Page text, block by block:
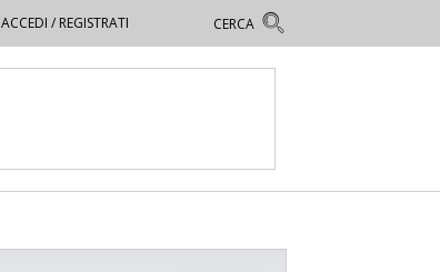
ACCEDI / REGISTRATI